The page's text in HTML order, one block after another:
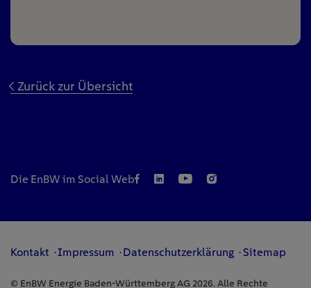
Zurück zur Übersicht
Die EnBW im Social Web
Kontakt Impressum Datenschutzerklärung Sitemap
© EnBW Energie Baden-Württemberg AG 2026. Alle Rechte